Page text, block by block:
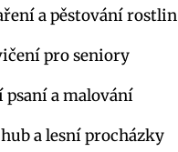
a pěstování rostlin
pro seniory
a malování
a lesní procházky